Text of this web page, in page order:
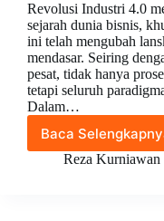
Revolusi Industri 4.0
sejarah dunia bisnis,
ini telah mengubah
mendasar. Seiring
pesat, tidak hanya
tetapi seluruh
Dalam…
Baca
Dampak
Revolusi
Reza Kurniawan